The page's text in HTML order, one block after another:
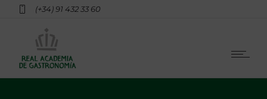
(+34) 91 432 33 60